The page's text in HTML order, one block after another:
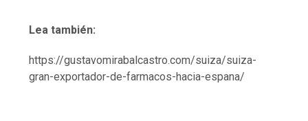
Lea también:
https://gustavomirabalcastro.com/suiza/suiza-
gran-exportador-de-farmacos-hacia-espana/